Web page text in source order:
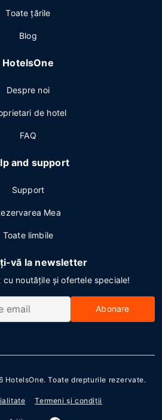
Toate ţările
Blog
HotelsOne
Despre noi
de hotel
FAQ
and support
Support
Mea
Toate limbile
vă la newsletter
cu noutățile și ofertele speciale!
Abonare
HotelsOne. Toate drepturile rezervate.
Termeni şi condiţii